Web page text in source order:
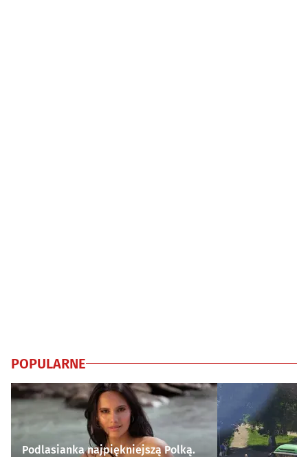
POPULARNE
Podlasianka najpiękniejszą Polką.